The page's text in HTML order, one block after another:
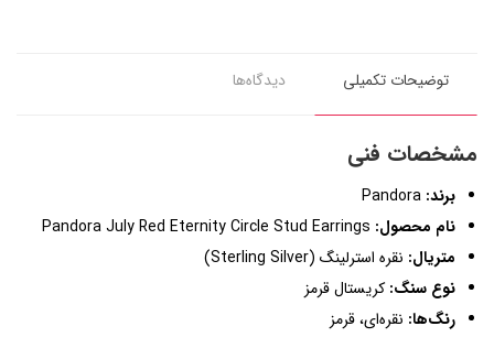
توضیحات تکمیلی دیدگاه‌ها
مشخصات فنی
برند:
نام محصول:
متریال: نقره استرلینگ (Sterling Silver)
نوع سنگ: کریستال قرمز
رنگ‌ها: نقره‌ای، قرمز